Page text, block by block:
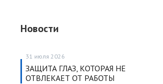
Новости
31 июля 2026
ЗАЩИТА ГЛАЗ, КОТОРАЯ НЕ
ОТВЛЕКАЕТ ОТ РАБОТЫ